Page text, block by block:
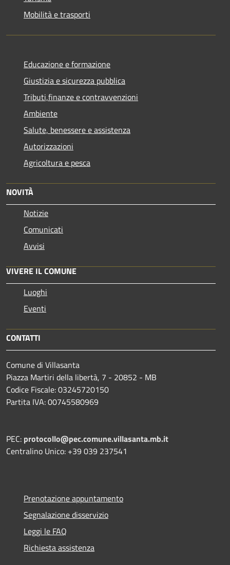
Mobilità e trasporti
Educazione e formazione
Giustizia e sicurezza pubblica
Tributi,finanze e contravvenzioni
Ambiente
Salute, benessere e assistenza
Autorizzazioni
Agricoltura e pesca
NOVITÀ
Notizie
Comunicati
Avvisi
VIVERE IL COMUNE
Luoghi
Eventi
CONTATTI
Comune di Villasanta
Piazza Martiri della libertà, 7 - 20852 - MB
Codice Fiscale: 03245720150
Partita IVA: 00745580969
PEC: protocollo@pec.comune.villasanta.mb.it
Centralino Unico: +39 039 237541
Prenotazione appuntamento
Segnalazione disservizio
Leggi le FAQ
Richiesta assistenza